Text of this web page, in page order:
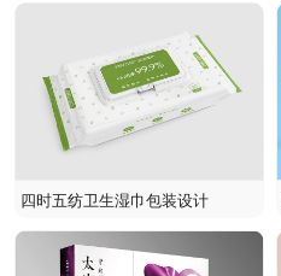
四时五纺卫生湿巾包装设计